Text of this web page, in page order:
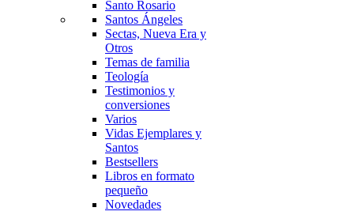
Santo Rosario
Santos Ángeles
Sectas, Nueva Era y
Otros
Temas de familia
Teología
Testimonios y
conversiones
Varios
Vidas Ejemplares y
Santos
Bestsellers
Libros en formato
pequeño
Novedades